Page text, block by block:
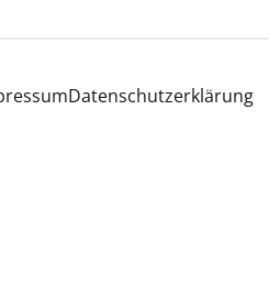
Datenschutzerklärung